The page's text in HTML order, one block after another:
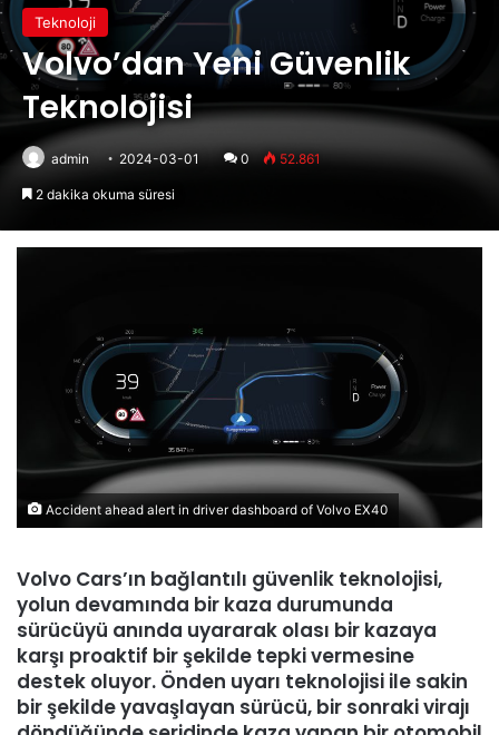
Teknoloji
Volvo’dan Yeni Güvenlik
Teknolojisi
admin 2024-03-01 0 52.861
2 dakika okuma süresi
Accident ahead alert in driver dashboard of Volvo EX40
Volvo Cars’ın bağlantılı güvenlik teknolojisi,
yolun devamında bir kaza durumunda
sürücüyü anında uyararak olası bir kazaya
karşı proaktif bir şekilde tepki vermesine
destek oluyor. Önden uyarı teknolojisi ile sakin
bir şekilde yavaşlayan sürücü, bir sonraki virajı